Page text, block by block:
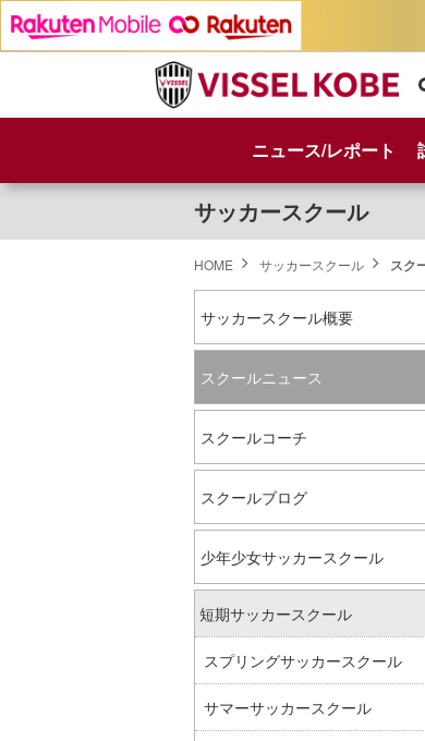
h
ニュース/レポート
サッカースクール
HOME サッカースクール スク
サッカースクール概要
スクールニュース
スクールコーチ
スクールブログ
少年少女サッカースクール
短期サッカースクール
スプリングサッカースクール
サマーサッカースクール